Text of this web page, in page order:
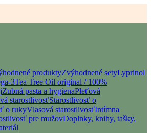
produktyZvýhodnené setyLyprinol
3Tea Tree Oil original / 100%
Zubná pasta a hygienaPleťová
starostlivosťStarostlivosť o
o rukyVlasová starostlivosťIntímna
pre mužovDoplnky, knihy, tašky,